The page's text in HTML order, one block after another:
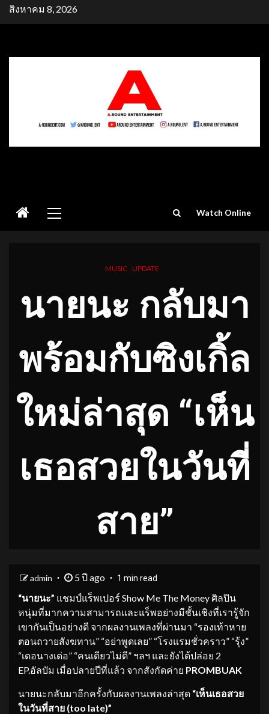
Skipสิงหาคม 8, 2026
Menu
Watch Online
MUSIC UPDATE
นายนะ กลับมา
พร้อมกับซิงเกิ้ล
ใหม่ล่าสุด “เห็น
เธอสวยในวันที่
สาย”
admin 5 ปี ago 1 min read
“นายนะ” แชมป์แร็พเปอร์ Show Me The Money ศิลปิน
หนุ่มที่มากความสามารถและแร็พอย่างมีชั้นเชิงที่เรารู้จัก
เขากันเป็นอย่างดี จากผลงานเพลงที่ผ่านมา “รองเท้าหาย
ตอนถวายสังฆทาน” “อย่าพูดเลย” “โรงแรมชั่วคราว” “รุ้ง”
“เดอนางเด่อ” “คนเดียวไม่ดี” ฯลฯ และยังได้ปล่อย 2
EP.อัลบัม เมื่อปลายปีที่แล้ว จากสังกัดค่าย PROMBUAK
นายนะกลับมาอีกครั้งกับผลงานเพลงล่าสุด “เห็นเธอสวย
ในวันที่สาย (too late)”